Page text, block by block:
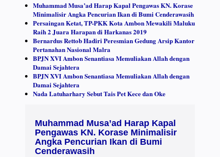
Muhammad Musa’ad Harap Kapal Pengawas KN. Korase
Minimalisir Angka Pencurian Ikan di Bumi Cenderawasih
Persaingan Ketat, TP-PKK Kota Ambon Mewakili Maluku
Raih 2 Juara Harapan di Harkanas 2019
Bernardus Rettob Hadiri Peresmian Gedung Arsip Kantor
Pertanahan Nasional Malra
BPJN XVI Ambon Senantiasa Memuliakan Allah dengan
Damai Sejahtera
BPJN XVI Ambon Senantiasa Memuliakan Allah dengan
Damai Sejahtera
Nada Latuharhary Sebut Tais Pet Kece dan Oke
Muhammad Musa’ad Harap Kapal
Pengawas KN. Korase Minimalisir
Angka Pencurian Ikan di Bumi
Cenderawasih